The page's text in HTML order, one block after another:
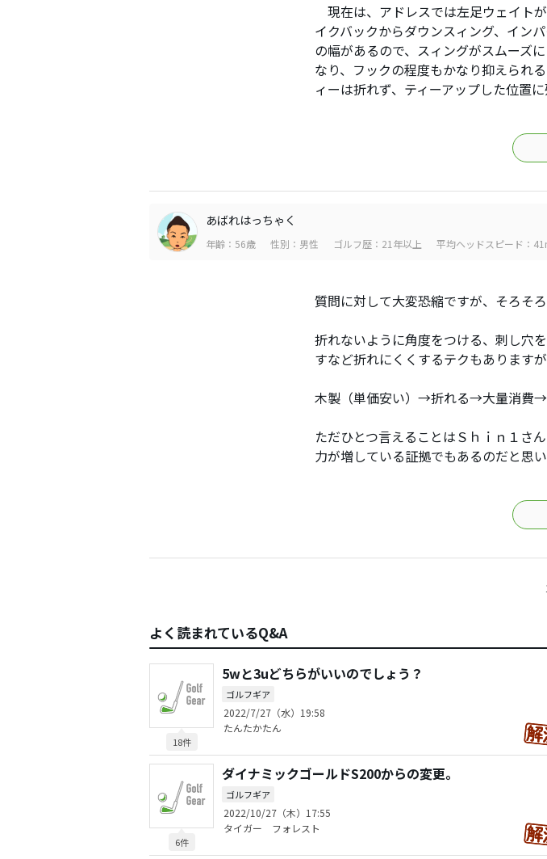
現在は、アドレスでは左足ウェイト
イクバックからダウンスィング、イン
の幅があるので、スィングがスムーズに
なり、フックの程度もかなり抑えられ
ィーは折れず、ティーアップした位置
あばれはっちゃく
年齢：56歳 性別：男性 ゴルフ歴：21年以上 平均ヘッドスピード：
質問に対して大変恐縮ですが、そろそ
折れないように角度をつける、刺し穴
すなど折れにくくするテクもありますが
木製（単価安い）→折れる→大量消費
ただひとつ言えることはＳｈｉｎ１さ
力が増している証拠でもあるのだと思い
よく読まれているQ&A
18件
5wと3uどちらがいいのでしょう？
ゴルフギア
2022/7/27（水）19:58
たんたかたん
6件
ダイナミックゴールドS200からの変更。
ゴルフギア
2022/10/27（木）17:55
タイガー フォレスト